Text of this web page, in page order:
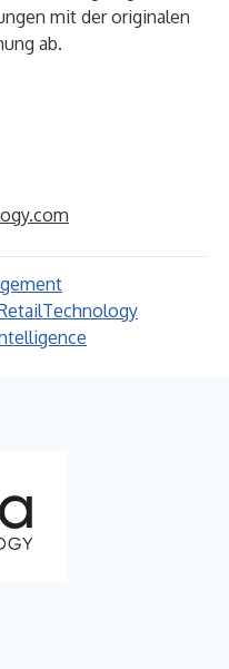
mit der originalen
ab.
Technology